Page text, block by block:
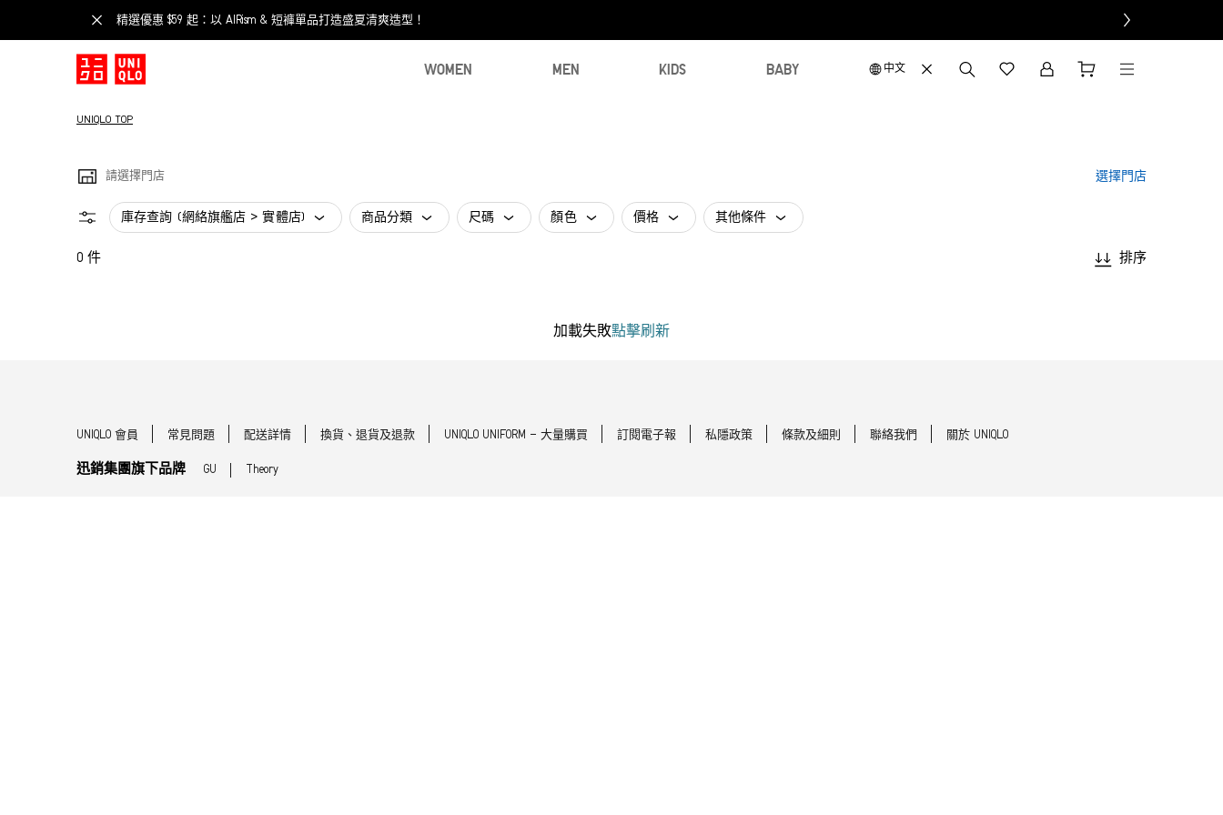
精選優惠 $59 起：以 AIRism & 短褲單品打造盛夏清爽造型！
WOMEN MEN KIDS BABY 中文
UNIQLO TOP
請選擇門店 選擇門店
庫存查詢 (網絡旗艦店 > 實體店) 商品分類 尺碼 顏色 價格 其他條件
0 件 排序
加載失敗點擊刷新
UNIQLO 會員 常見問題 配送詳情 換貨、退貨及退款 UNIQLO UNIFORM - 大量購買 訂閱電子報 私隱政策 條款及細則 聯絡我們 關於 UNIQLO
迅銷集團旗下品牌 GU Theory